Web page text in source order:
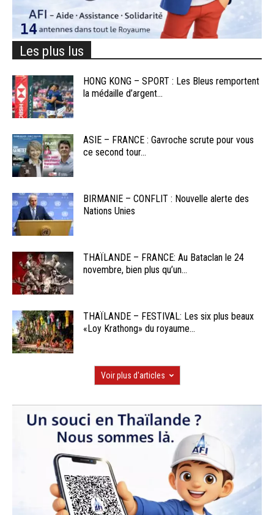
Les plus lus
HONG KONG – SPORT : Les Bleus remportent
la médaille d’argent...
ASIE – FRANCE : Gavroche scrute pour vous
ce second tour...
BIRMANIE – CONFLIT : Nouvelle alerte des
Nations Unies
THAÏLANDE – FRANCE: Au Bataclan le 24
novembre, bien plus qu’un...
THAÏLANDE – FESTIVAL: Les six plus beaux
«Loy Krathong» du royaume...
Voir plus d'articles